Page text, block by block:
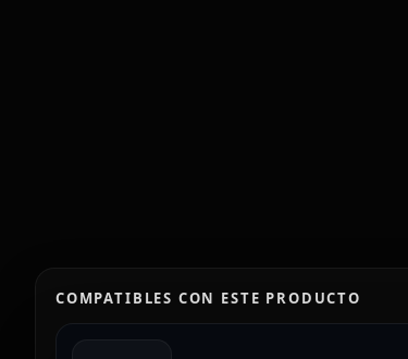
COMPATIBLES CON ESTE PRODUCTO